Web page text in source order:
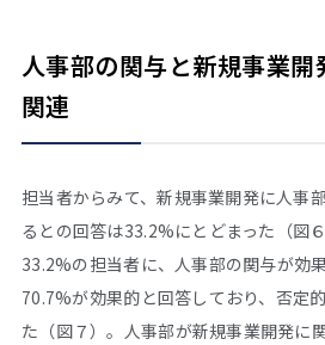
人事部の関与と新規事業開
関連
担当者からみて、新規事業開発に人事
るとの回答は33.2%にとどまった（図
33.2%の担当者に、人事部の関与が効
70.7%が効果的と回答しており、否定
た（図７）。人事部が新規事業開発に